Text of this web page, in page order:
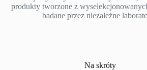
produkty tworzone z
badane przez niezależne
Na skróty